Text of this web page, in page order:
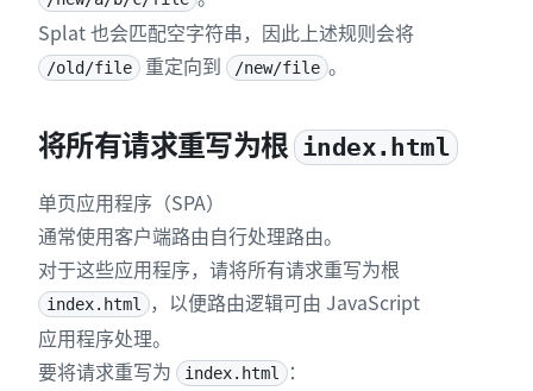
Splat 也会匹配空字符串，因此上述规则会将
/old/file 重定向到 /new/file 。
将所有请求重写为根 index.html
单页应用程序（SPA）
通常使用客户端路由自行处理路由。
对于这些应用程序，请将所有请求重写为根
index.html
，以便路由逻辑可由 JavaScript
应用程序处理。
要将请求重写为
index.html
：